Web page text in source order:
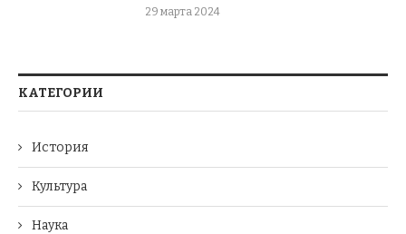
29 марта 2024
КАТЕГОРИИ
История
Культура
Наука